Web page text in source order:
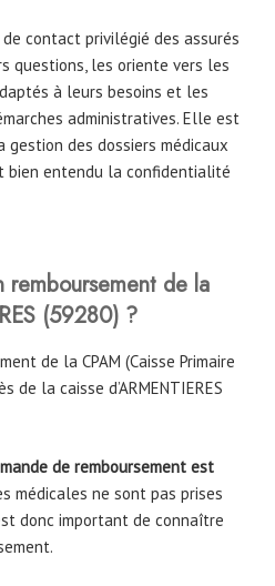
contact privilégié des assurés
questions, les oriente vers les
à leurs besoins et les
administratives. Elle est
des dossiers médicaux
bien entendu la confidentialité
de la
(59280) ?
de la CPAM (Caisse Primaire
de la caisse d’ARMENTIERES
de remboursement est
médicales ne sont pas prises
donc important de connaître